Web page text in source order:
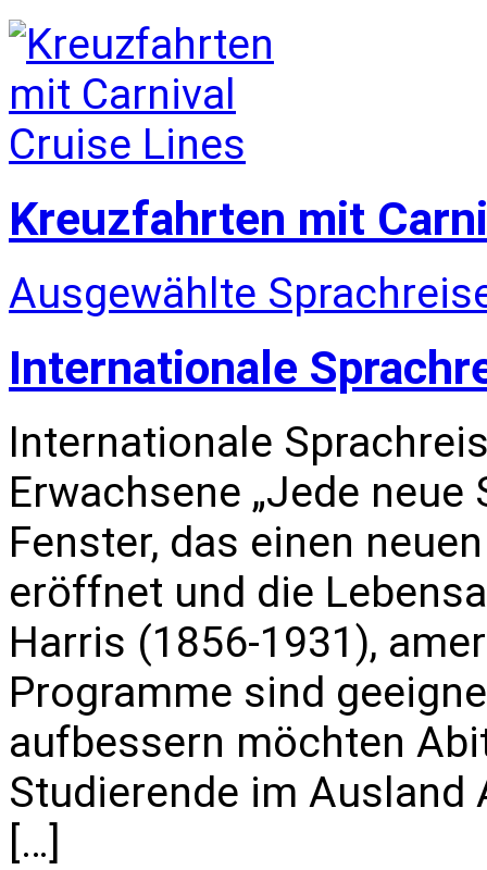
Kreuzfahrten mit
Ausgewählte
Internationale
Internationale
Erwachsene „Jede
Fenster, das einen
eröffnet und die
Harris (1856-1931),
Programme sind
aufbessern möchten
Studierende im
[…]